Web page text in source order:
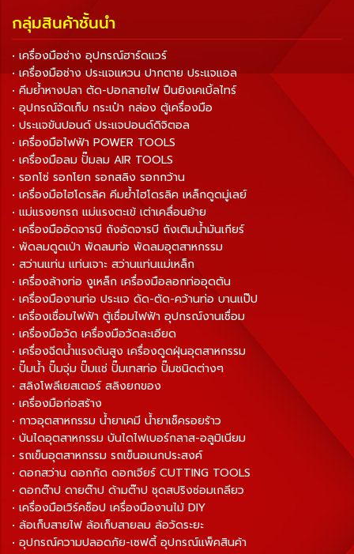
กลุ่มสินค้าชั้นนำ
• เครื่องมือช่าง อุปกรณ์ฮาร์ดแวร์
• เครื่องมือช่าง ประแจแหวน ปากตาย ประแจแอล
• คีมย้ำหางปลา ตัด-ปอกสายไฟ ปืนยิงเคเบิ้ลไทร์
• อุปกรณ์จัดเก็บ กระเป๋า กล่อง ตู้เครื่องมือ
• ประแจขันปอนด์ ประแจปอนด์ดิจิตอล
• เครื่องมือไฟฟ้า POWER TOOLS
• เครื่องมือลม ปั๊มลม AIR TOOLS
• รอกโซ่ รอกโยก รอกสลิง รอกกว้าน
• เครื่องมือไฮโดรลิค คีมย้ำไฮโดรลิค เหล็กดูดมู่เลย์
• แม่แรงยกรถ แม่แรงตะเข้ เต่าเคลื่อนย้าย
• เครื่องมืออัดจารบี ถังอัดจารบี ถังเติมน้ำมันเกียร์
• พัดลมดูดเป่า พัดลมท่อ พัดลมอุตสาหกรรม
• สว่านแท่น แท่นเจาะ สว่านแท่นแม่เหล็ก
• เครื่องล้างท่อ งูเหล็ก เครื่องมือลอกท่ออุดตัน
• เครื่องมืองานท่อ ประแจ ดัด-ตัด-คว้านท่อ บานแป๊ป
• เครื่องเชื่อมไฟฟ้า ตู้เชื่อมไฟฟ้า อุปกรณ์งานเชื่อม
• เครื่องมือวัด เครื่องมือวัดละเอียด
• เครื่องฉีดน้ำแรงดันสูง เครื่องดูดฝุ่นอุตสาหกรรม
• ปั๊มน้ำ ปั๊มจุ่ม ปั๊มแช่ ปั๊มเทสท่อ ปั๊มชนิดต่างๆ
• สลิงโพลีเยสเตอร์ สลิงยกของ
• เครื่องมือก่อสร้าง
• กาวอุตสาหกรรม น้ำยาเคมี น้ำยาเช็ครอยร้าว
• บันไดอุตสาหกรรม บันไดไฟเบอร์กลาส-อลูมิเนียม
• รถเข็นอุตสาหกรรม รถเข็นอเนกประสงค์
• ดอกสว่าน ดอกกัด ดอกเจียร์ CUTTING TOOLS
• ดอกต๊าป ดายต๊าป ด้ามต๊าป ชุดสปริงซ่อมเกลียว
• เครื่องมือเวิร์คช็อป เครื่องมืองานไม้ DIY
• ล้อเก็บสายไฟ ล้อเก็บสายลม ล้อวัดระยะ
• อุปกรณ์ความปลอดภัย-เซฟตี้ อุปกรณ์แพ็คสินค้า